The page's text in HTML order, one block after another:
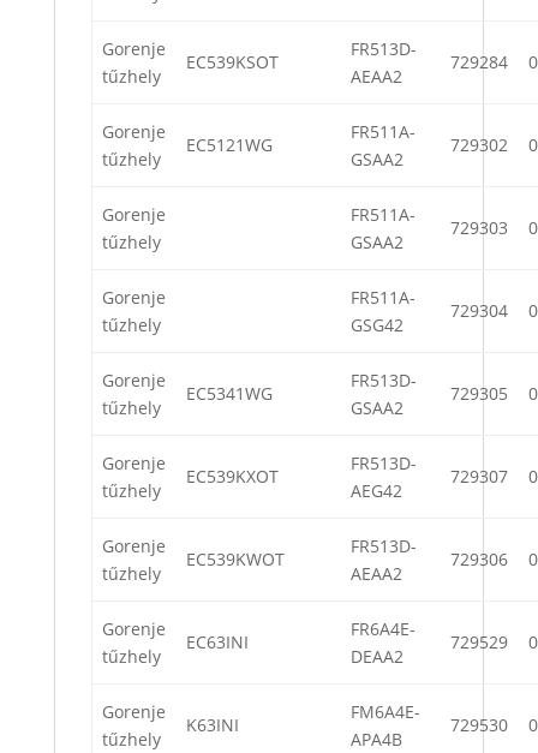
Gorenje
tűzhely
EC539KSOT
FR513D-
AEAA2
729284
Gorenje
tűzhely
EC5121WG
FR511A-
GSAA2
729302
Gorenje
tűzhely
FR511A-
GSAA2
729303
Gorenje
tűzhely
FR511A-
GSG42
729304
Gorenje
tűzhely
EC5341WG
FR513D-
GSAA2
729305
Gorenje
tűzhely
EC539KXOT
FR513D-
AEG42
729307
Gorenje
tűzhely
EC539KWOT
FR513D-
AEAA2
729306
Gorenje
tűzhely
EC63INI
FR6A4E-
DEAA2
729529
Gorenje
tűzhely
K63INI
FM6A4E-
APA4B
729530